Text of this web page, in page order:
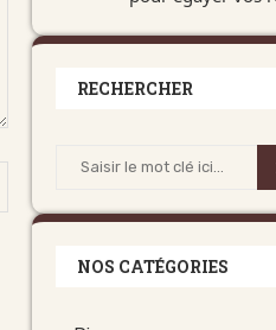
RECHERCHER
NOS CATÉGORIES